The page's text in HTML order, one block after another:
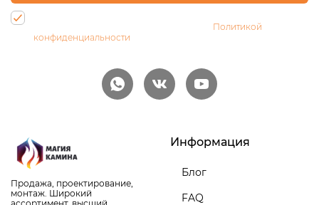
Политикой
конфиденциальности
Продажа, проектирование,
монтаж. Широкий
Информация
Блог
FAQ